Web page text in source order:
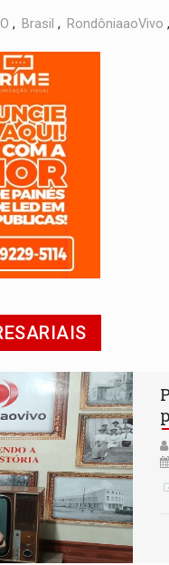
, Brasil , RondôniaaoVivo ,